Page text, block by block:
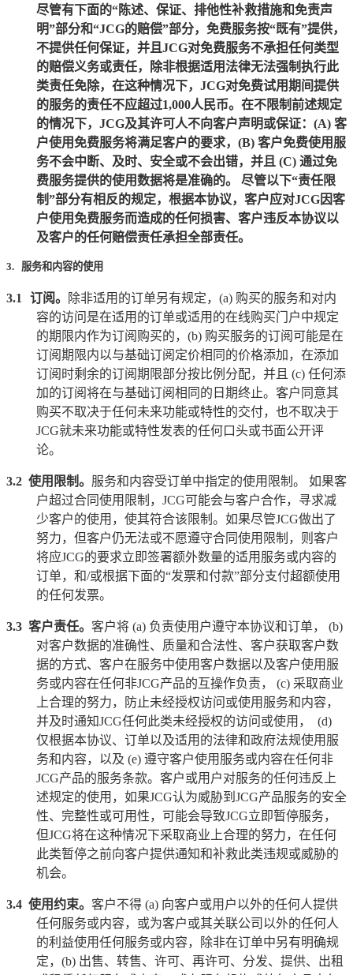
尽管有下面的“陈述、保证、排他性补救措施和免责声
明”部分和“JCG的赔偿”部分，免费服务按“既有”提供，
不提供任何保证，并且 JCG对免费服务不承担任何类型
的赔偿义务或责任，除非根据适用法律无法强制执行此
类责任免除，在这种情况下， JCG对免费试用期间提供
的服务的责任不应超过1,000人民币。在不限制前述规定
的情况下， JCG及其许可人不向客户声明或保证： (A) 客
户使用免费服务将满足客户的要求， (B) 客户免费使用服
务不会中断、及时、安全或不会出错，并且 (C) 通过免
费服务提供的使用数据将是准确的。 尽管以下“责任限
制”部分有相反的规定，根据本协议，客户应对JCG因客
户使用免费服务而造成的任何损害、客户违反本协议以
及客户的任何赔偿责任承担全部责任。
3. 服务和内容的使用
3.1 订阅。 除非适用的订单另有规定， (a) 购买的服务和对内
容的访问是在适用的订单或适用的在线购买门户中规定
的期限内作为订阅购买的， (b) 购买服务的订阅可能是在
订阅期限内以与基础订阅定价相同的价格添加，在添加
订阅时剩余的订阅期限部分按比例分配，并且 (c) 任何添
加的订阅将在与基础订阅相同的日期终止。客户同意其
购买不取决于任何未来功能或特性的交付，也不取决于
JCG就未来功能或特性发表的任何口头或书面公开评
论。
3.2 使用限制。 服务和内容受订单中指定的使用限制。 如果客
户超过合同使用限制， JCG可能会与客户合作，寻求减
少客户的使用，使其符合该限制。如果尽管JCG做出了
努力，但客户仍无法或不愿遵守合同使用限制，则客户
将应JCG的要求立即签署额外数量的适用服务或内容的
订单，和/或根据下面的“发票和付款”部分支付超额使用
的任何发票。
3.3 客户责任。 客户将 (a) 负责使用户遵守本协议和订单， (b)
对客户数据的准确性、质量和合法性、客户获取客户数
据的方式、客户在服务中使用客户数据以及客户使用服
务或内容在任何非JCG产品的互操作负责， (c) 采取商业
上合理的努力，防止未经授权访问或使用服务和内容，
并及时通知JCG任何此类未经授权的访问或使用，
(d)
仅根据本协议、订单以及适用的法律和政府法规使用服
务和内容，以及 (e) 遵守客户使用服务或内容在任何非
JCG产品的服务条款。客户或用户对服务的任何违反上
述规定的使用，如果JCG认为威胁到 JCG产品服务的安全
性、完整性或可用性，可能会导致JCG立即暂停服务，
但JCG将在这种情况下采取商业上合理的努力，在任何
此类暂停之前向客户提供通知和补救此类违规或威胁的
机会。
3.4 使用约束。 客户不得 (a) 向客户或用户以外的任何人提供
任何服务或内容，或为客户或其关联公司以外的任何人
的利益使用任何服务或内容，除非在订单中另有明确规
定， (b) 出售、转售、许可、再许可、分发、提供、出租